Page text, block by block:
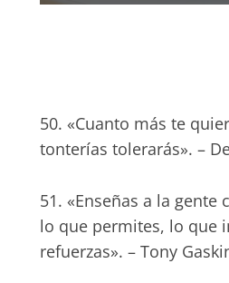
50. «Cuanto más te
tonterías tolerarás». –
51. «Enseñas a la
lo que permites, lo que
refuerzas». – Tony